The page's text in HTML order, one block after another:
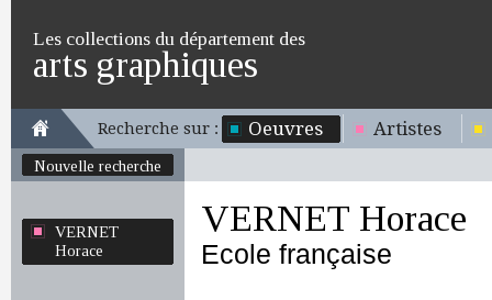
Les collections du département des
arts graphiques
Recherche sur : Oeuvres Artistes
Nouvelle recherche
VERNET
Horace
VERNET Horace
Ecole française